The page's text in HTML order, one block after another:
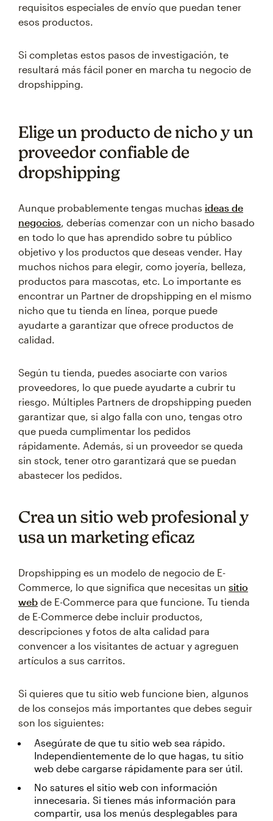
requisitos especiales de envío que puedan tener
esos productos.
Si completas estos pasos de investigación, te
resultará más fácil poner en marcha tu negocio de
dropshipping.
Elige un producto de nicho y un
proveedor confiable de
dropshipping
Aunque probablemente tengas muchas ideas de
negocios, deberías comenzar con un nicho basado
en todo lo que has aprendido sobre tu público
objetivo y los productos que deseas vender. Hay
muchos nichos para elegir, como joyería, belleza,
productos para mascotas, etc. Lo importante es
encontrar un Partner de dropshipping en el mismo
nicho que tu tienda en línea, porque puede
ayudarte a garantizar que ofrece productos de
calidad.
Según tu tienda, puedes asociarte con varios
proveedores, lo que puede ayudarte a cubrir tu
riesgo. Múltiples Partners de dropshipping pueden
garantizar que, si algo falla con uno, tengas otro
que pueda cumplimentar los pedidos
rápidamente. Además, si un proveedor se queda
sin stock, tener otro garantizará que se puedan
abastecer los pedidos.
Crea un sitio web profesional y
usa un marketing eficaz
Dropshipping es un modelo de negocio de E-
Commerce, lo que significa que necesitas un sitio
web de E-Commerce para que funcione. Tu tienda
de E-Commerce debe incluir productos,
descripciones y fotos de alta calidad para
convencer a los visitantes de actuar y agreguen
artículos a sus carritos.
Si quieres que tu sitio web funcione bien, algunos
de los consejos más importantes que debes seguir
son los siguientes:
Asegúrate de que tu sitio web sea rápido.
Independientemente de lo que hagas, tu sitio
web debe cargarse rápidamente para ser útil.
No satures el sitio web con información
innecesaria. Si tienes más información para
compartir, usa los menús desplegables para